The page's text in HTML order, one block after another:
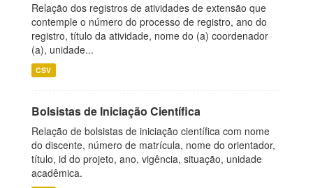
Relação dos registros de atividades de extensão que
contemple o número do processo de registro, ano do
registro, título da atividade, nome do (a) coordenador
(a), unidade...
CSV
Bolsistas de Iniciação Científica
Relação de bolsistas de iniciação científica com nome
do discente, número de matrícula, nome do orientador,
título, id do projeto, ano, vigência, situação, unidade
acadêmica.